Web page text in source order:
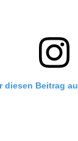
diesen Beitrag